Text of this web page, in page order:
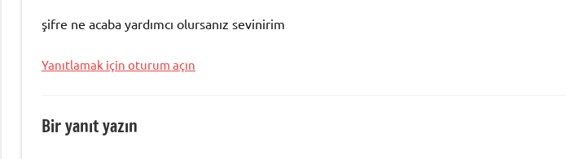
şifre ne acaba yardımcı olursanız sevinirim
Yanıtlamak için oturum açın
Bir yanıt yazın